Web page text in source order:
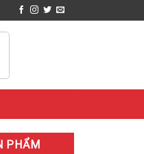
PHẨM